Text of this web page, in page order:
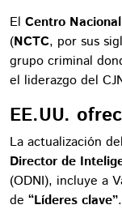
El Centro
(NCTC, por sus
grupo criminal
el liderazgo del
EE.UU.
La actualización
Director de
(ODNI), incluye a
de “Líderes clave”.